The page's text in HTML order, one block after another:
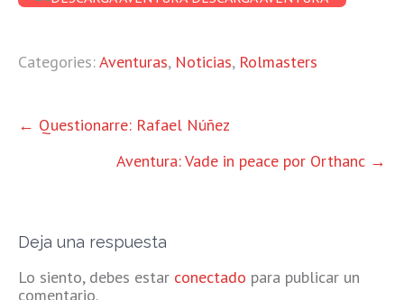
Categories:Aventuras, Noticias, Rolmasters
OTRAS
ENTRADAS
← Questionarre: Rafael Núñez
Aventura: Vade in peace por Orthanc →
Deja una respuesta
Lo siento, debes estar conectado para publicar un
comentario.